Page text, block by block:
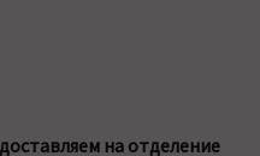
на отделение